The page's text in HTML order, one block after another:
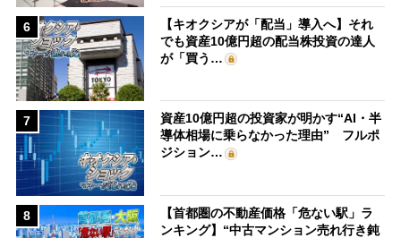
6
【キオクシアが「配当」導入へ】それ
でも資産10億円超の配当株投資の達人
が「買う…
7
資産10億円超の投資家が明かす“AI・半
導体相場に乗らなかった理由” フルポ
ジション…
8
【首都圏の不動産価格「危ない駅」ラ
ンキング】“中古マンション売れ行き鈍